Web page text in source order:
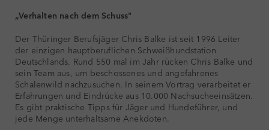
„Verhalten nach dem Schuss"
Der Thüringer Berufsjäger Chris Balke ist seit 1996 Leiter
der einzigen hauptberuflichen Schweißhundstation
Deutschlands. Rund 550 mal im Jahr rücken Chris Balke und
sein Team aus, um beschossenes und angefahrenes
Schalenwild nachzusuchen. In seinem Vortrag verarbeitet er
Erfahrungen und Eindrücke aus 10.000 Nachsucheeinsätzen.
Es gibt praktische Tipps für Jäger und Hundeführer, und
jede Menge unterhaltsame Anekdoten.